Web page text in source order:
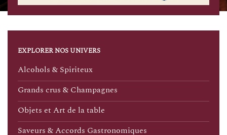
EXPLORER NOS UNIVERS
Alcohols & Spiriteux
Grands crus & Champagnes
Objets et Art de la table
Saveurs & Accords Gastronomiques